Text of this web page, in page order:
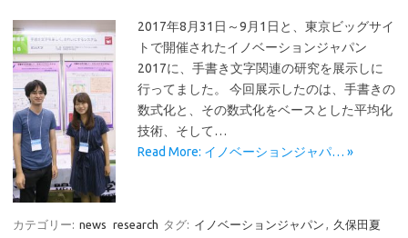
2017年8月31日～9月1日と、東京ビッグサイ
トで開催されたイノベーションジャパン
2017に、手書き文字関連の研究を展示しに
行ってました。 今回展示したのは、手書きの
数式化と、その数式化をベースとした平均化
技術、そして…
Read More: イノベーションジャパ… »
カテゴリー: news research タグ: イノベーションジャパン
久保田夏